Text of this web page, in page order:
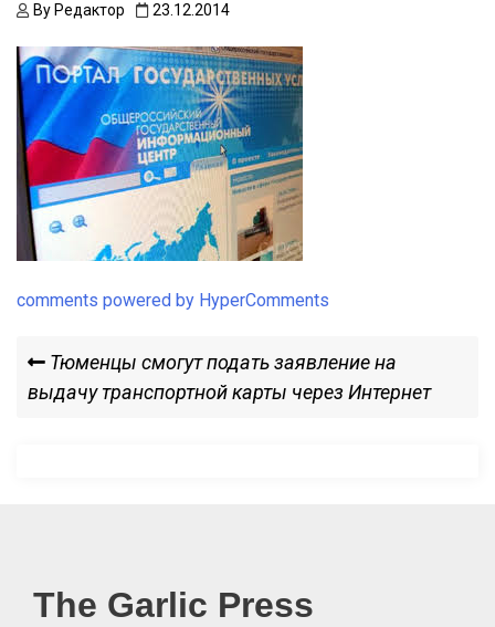
By Редактор 23.12.2014
comments powered by HyperComments
Навигация
по
Previous
Post
Тюменцы смогут подать заявление на
выдачу транспортной карты через Интернет
The Garlic Press